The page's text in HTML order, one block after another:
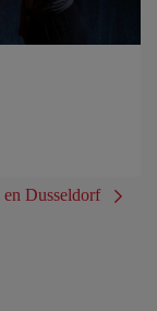
en Dusseldorf